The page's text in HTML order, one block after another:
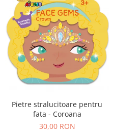
Pietre stralucitoare pentru
fata - Coroana
30,00 RON